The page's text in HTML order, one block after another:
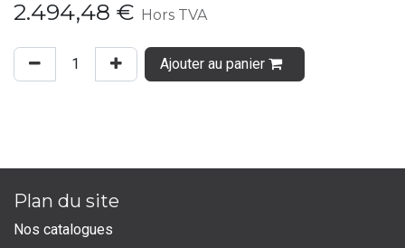
2.494,48 € Hors TVA
Ajouter au panier
Plan du site
Nos catalogues